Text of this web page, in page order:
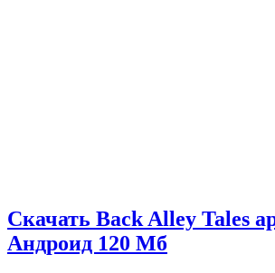
Скачать Back Alley Tales
Андроид 120 Мб